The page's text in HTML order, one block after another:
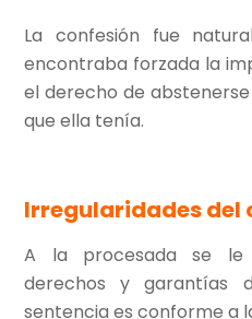
La confesión fue
encontraba forzada la
el derecho de
que ella tenía.
Irregularidades del
A la procesada se le
derechos y garantías
sentencia es conforme a